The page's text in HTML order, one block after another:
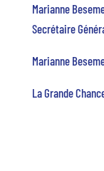
Marianne
Secrétaire
Marianne
La Grande